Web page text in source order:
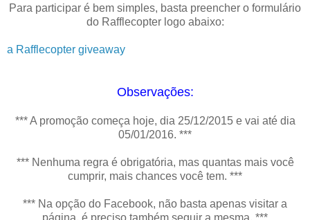
Para participar é bem simples, basta preencher o formulário
do Rafflecopter logo abaixo:
a Rafflecopter giveaway
Observações:
*** A promoção começa hoje, dia 25/12/2015 e vai até dia
05/01/2016. ***
*** Nenhuma regra é obrigatória, mas quantas mais você
cumprir, mais chances você tem. ***
*** Na opção do Facebook, não basta apenas visitar a
página, é preciso também seguir a mesma. ***